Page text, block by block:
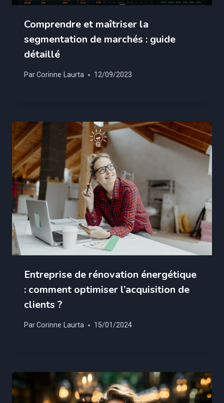
Comprendre et maîtriser la
segmentation de marchés : guide
détaillé
ParCorinne Laurta 12/09/2023
Entreprise de rénovation énergétique
: comment optimiser l’acquisition de
clients ?
ParCorinne Laurta 15/01/2024